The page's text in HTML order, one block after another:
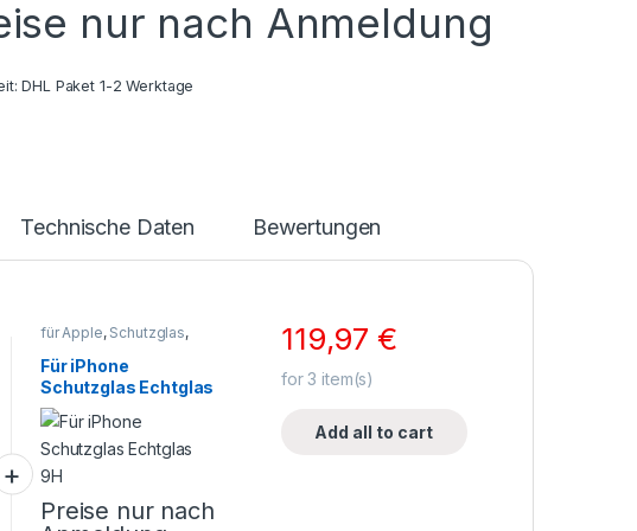
nur nach Anmeldung
DHL Paket 1-2 Werktage
Technische Daten Bewertungen
für Apple, Schutzglas,
Smartphone Zubehör
Für iPhone
Schutzglas Echtglas
9H
Preise nur nach
119,97€
for3 item(s)
Add all to cart